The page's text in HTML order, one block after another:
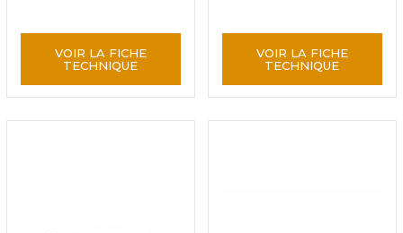
VOIR LA FICHE
TECHNIQUE
VOIR LA FICHE
TECHNIQUE